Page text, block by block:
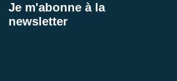
Je m'abonne à la
newsletter